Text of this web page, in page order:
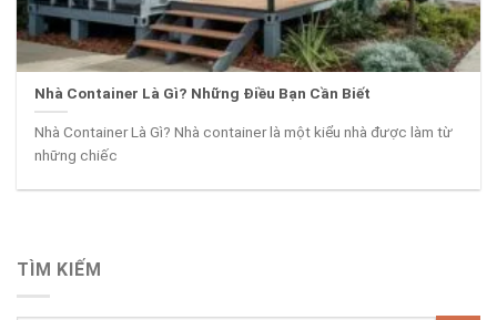
Nhà Container Là Gì? Những Điều Bạn Cần Biết
Nhà Container Là Gì? Nhà container là một kiểu nhà được làm từ
những chiếc
TÌM KIẾM